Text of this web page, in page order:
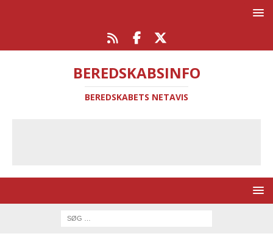
BEREDSKABSINFO
BEREDSKABETS NETAVIS